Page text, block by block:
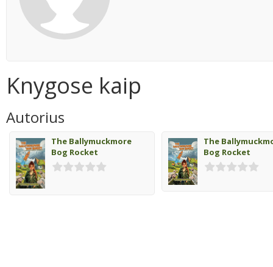
Knygose kaip
Autorius
The Ballymuckmore
Bog Rocket
The
Bog Rocket